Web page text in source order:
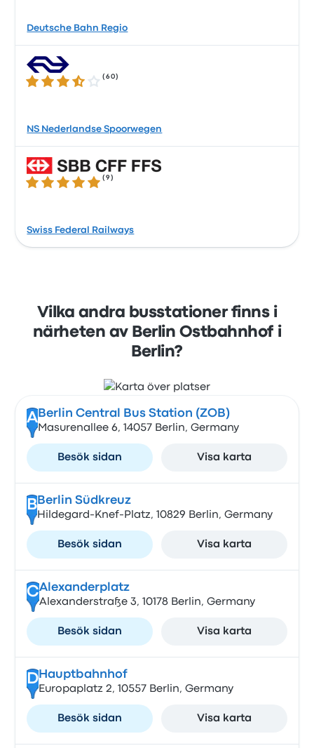
Deutsche Bahn Regio
3.6 ur 5 stjärnor
(60 )
NS Nederlandse Spoorwegen
4.8 ur 5 stjärnor(9 )
Swiss Federal Railways
Vilka andra busstationer finns i
närheten av Berlin Ostbahnhof i
Berlin?
A Berlin Central Bus Station (ZOB)
Masurenallee 6, 14057 Berlin, Germany
Besök sidan Visa karta
B Berlin Südkreuz
Hildegard-Knef-Platz, 10829 Berlin, Germany
Besök sidan Visa karta
CAlexanderplatz
Alexanderstraße 3, 10178 Berlin, Germany
Besök sidan Visa karta
DHauptbahnhof
Europaplatz 2, 10557 Berlin, Germany
Besök sidan Visa karta